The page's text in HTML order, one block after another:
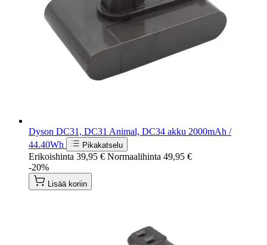
Dyson DC31, DC31 Animal, DC34 akku 2000mAh /
44.40Wh
Pikakatselu
Erikoishinta 39,95 € Normaalihinta 49,95 €
-20%
Lisää koriin